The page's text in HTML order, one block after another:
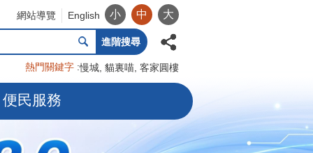
網站導覽 English 小 中 大
進階搜尋
熱門關鍵字 慢城 貓裏喵 客家圓樓
便民服務